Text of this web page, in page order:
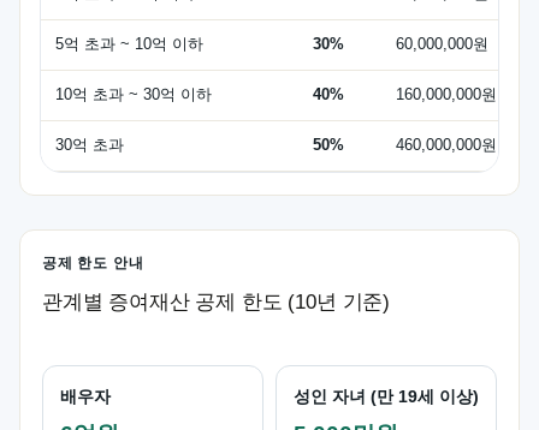
5억 초과 ~ 10억 이하 30% 60,000,000원
10억 초과 ~ 30억 이하 40% 160,000,000원
30억 초과 50% 460,000,000원
공제 한도 안내
관계별 증여재산 공제 한도 (10년 기준)
배우자 성인 자녀 (만 19세 이상)